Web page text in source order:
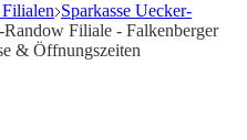
Sparkasse Uecker-
Randow Filiale - Falkenberger
& Öffnungszeiten